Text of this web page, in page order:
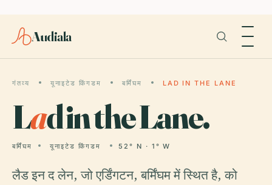
Audiala
गंतव्य यूनाइटेड किंगडम बर्मिंघम LAD IN THE LANE
Lad in the Lane.
बर्मिंघम यूनाइटेड किंगडम 52° N · 1° W
लैड इन द लेन, जो एर्डिंगटन, बर्मिंघम में स्थित है, को